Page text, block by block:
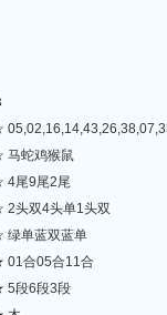
鸡猴鼠
9尾2尾
4头单1头双
蓝双蓝单
05合11合
6段3段